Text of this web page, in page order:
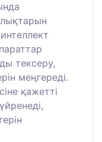
тексеру,
меңгереді.
қажетті